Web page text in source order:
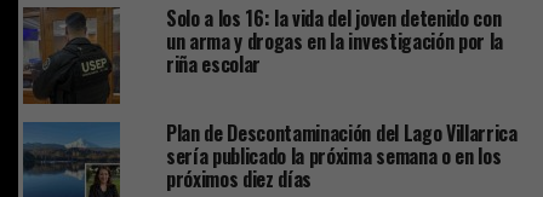
Solo a los 16: la vida del joven detenido con
un arma y drogas en la investigación por la
riña escolar
Plan de Descontaminación del Lago Villarrica
sería publicado la próxima semana o en los
próximos diez días